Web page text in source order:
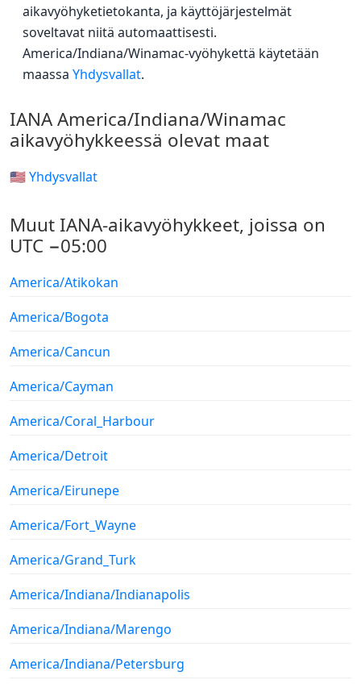
aikavyöhyketietokanta, ja käyttöjärjestelmät
soveltavat niitä automaattisesti.
America/Indiana/Winamac-vyöhykettä käytetään
maassa Yhdysvallat.
IANA America/Indiana/Winamac
aikavyöhykkeessä olevat maat
🇺🇸 Yhdysvallat
Muut IANA-aikavyöhykkeet, joissa on
UTC −05:00
America/Atikokan
America/Bogota
America/Cancun
America/Cayman
America/Coral_Harbour
America/Detroit
America/Eirunepe
America/Fort_Wayne
America/Grand_Turk
America/Indiana/Indianapolis
America/Indiana/Marengo
America/Indiana/Petersburg